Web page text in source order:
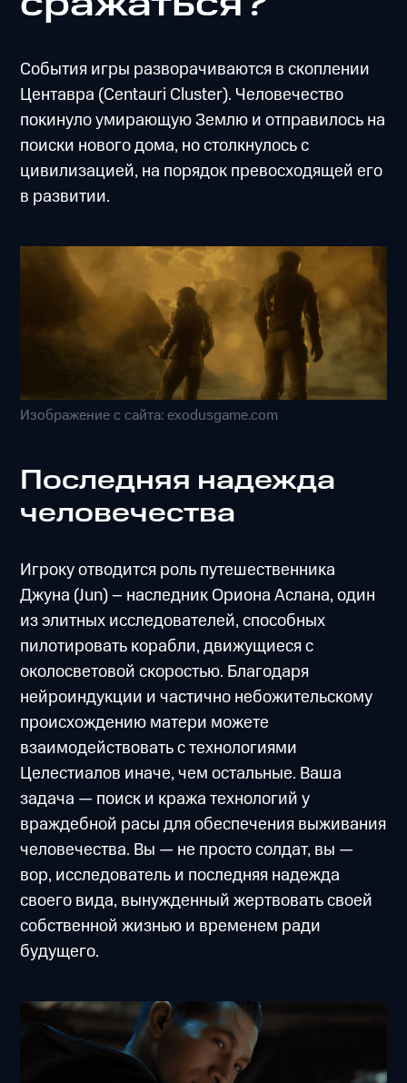
События игры разворачиваются в скоплении
Центавра (Centauri Cluster). Человечество
покинуло умирающую Землю и отправилось на
поиски нового дома, но столкнулось с
цивилизацией, на порядок превосходящей его
в развитии.
Изображение с сайта: exodusgame.com
Последняя надежда
человечества
Игроку отводится роль путешественника
Джуна (Jun) – наследник Ориона Аслана, один
из элитных исследователей, способных
пилотировать корабли, движущиеся с
околосветовой скоростью. Благодаря
нейроиндукции и частично небожительскому
происхождению матери можете
взаимодействовать с технологиями
Целестиалов иначе, чем остальные. Ваша
задача — поиск и кража технологий у
враждебной расы для обеспечения выживания
человечества. Вы — не просто солдат, вы —
вор, исследователь и последняя надежда
своего вида, вынужденный жертвовать своей
собственной жизнью и временем ради
будущего.